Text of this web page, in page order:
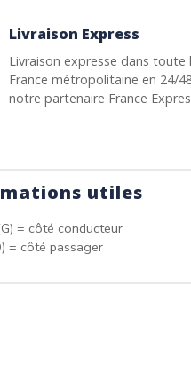
Livraison Express
Livraison expresse dans toute
France métropolitaine en 24/
notre partenaire France
utiles
= côté conducteur
= côté passager